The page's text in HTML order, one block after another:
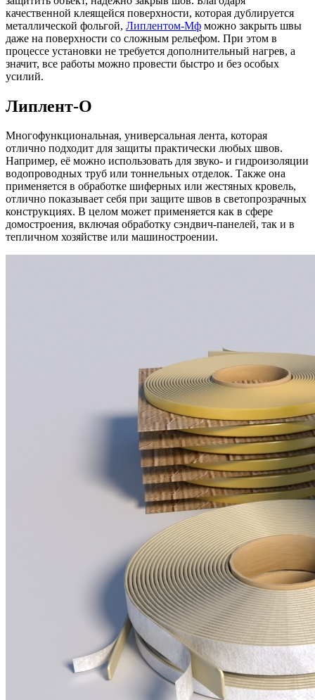
качественной клеящейся поверхности, которая дублируется
металлической фольгой, Липлентом-Мф можно закрыть швы
даже на поверхности со сложным рельефом. При этом в
процессе установки не требуется дополнительный нагрев, а
значит, все работы можно провести быстро и без особых
усилий.
Липлент-О
Многофункциональная, универсальная лента, которая
отлично подходит для защиты практически любых швов.
Например, её можно использовать для звуко- и гидроизоляции
водопроводных труб или тоннельных отделок. Также она
применяется в обработке шиферных или жестяных кровель,
отлично показывает себя при защите швов в светопрозрачных
конструкциях. В целом может применяется как в сфере
домостроения, включая обработку сэндвич-панелей, так и в
тепличном хозяйстве или машиностроении.